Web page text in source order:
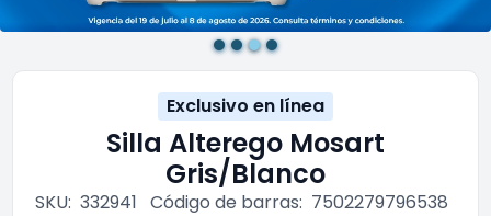
Exclusivo en línea
Silla Alterego Mosart
Gris/Blanco
SKU: 332941 Código de barras: 7502279796538